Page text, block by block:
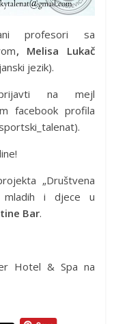
profesori sa
, Melisa Lukač
jezik).
na mejl
facebook profila
„Društvena
mladih i djece u
Bar.
Hotel & Spa na